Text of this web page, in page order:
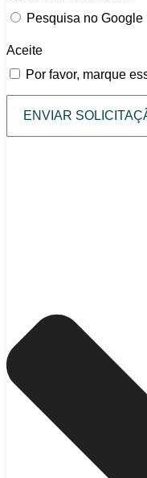
Pesquisa no Google
Aceite
Por favor, marque
ENVIAR